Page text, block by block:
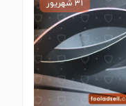
۳۱ شهریور